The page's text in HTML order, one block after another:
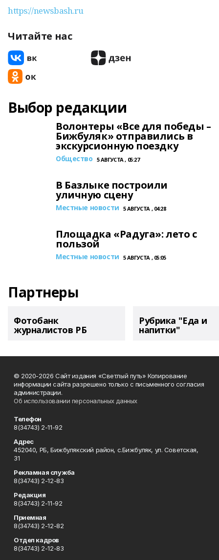
https://newsbash.ru
Читайте нас
Выбор редакции
Волонтеры «Все для победы –
Бижбуляк» отправились в
экскурсионную поездку
Общество 5 АВГУСТА , 05:27
В Базлыке построили
уличную сцену
Местные новости 5 АВГУСТА , 04:28
Площадка «Радуга»: лето с
пользой
Местные новости 5 АВГУСТА , 05:05
Партнеры
Фотобанк
журналистов РБ
Рубрика "Еда и
напитки"
© 2020-2026 Сайт издания «Светлый путь» Копирование
информации сайта разрешено только с письменного согласия
администрации.
Об использовании персональных данных
Телефон
8(34743) 2-11-92
Адрес
452040, РБ, Бижбулякский район, с.Бижбуляк, ул. Советская,
31
Рекламная служба
8(34743) 2-12-83
Редакция
8(34743) 2-11-92
Приемная
8(34743) 2-12-82
Отдел кадров
8(34743) 2-12-83